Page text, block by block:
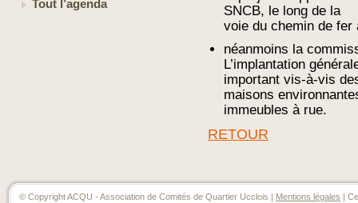
Tout l’agenda
SNCB, le long de la
voie du chemin de fer
néanmoins la
L’implantation
important vis-à-vis
maisons
immeubles à rue.
RETOUR
© Copyright ACQU - Association de Comités de Quartier Ucclois | Mentions légales |